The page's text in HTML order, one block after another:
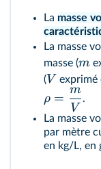
La masse
La masse
masse (m
(V exprimé
ρ =
V
m
.
La masse
par mètre
en kg/L, en